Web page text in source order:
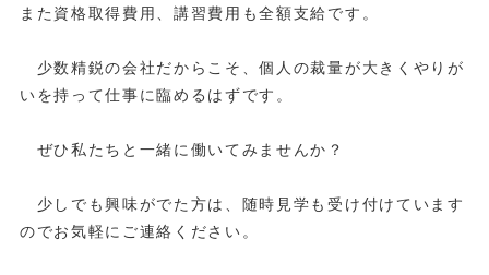
また資格取得費用、講習費用も全額支給です。
少数精鋭の会社だからこそ、個人の裁量が大きくやりが
いを持って仕事に臨めるはずです。
ぜひ私たちと一緒に働いてみませんか？
少しでも興味がでた方は、随時見学も受け付けています
のでお気軽にご連絡ください。